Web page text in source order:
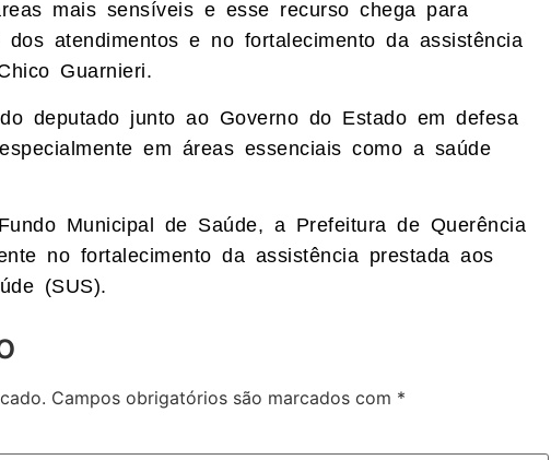
mais sensíveis e esse recurso chega para
atendimentos e no fortalecimento da assistência
Guarnieri.
deputado junto ao Governo do Estado em defesa
em áreas essenciais como a saúde
Municipal de Saúde, a Prefeitura de Querência
no fortalecimento da assistência prestada aos
(SUS).
Campos obrigatórios são marcados com *